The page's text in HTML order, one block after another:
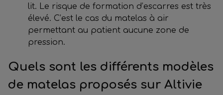
lit. Le risque de formation d’escarres est très
élevé. C’est le cas du matelas à air
permettant au patient aucune zone de
pression.
Quels sont les différents modèles
de matelas proposés sur Altivie